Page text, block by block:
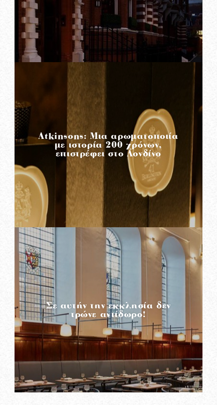
READ MORE
Atkinsons: Μια αρωματοποιία
με ιστορία 200 χρόνων,
επιστρέφει στο Λονδίνο
READ MORE
Σε αυτήν την εκκλησία δεν
τρώνε αντίδωρο!